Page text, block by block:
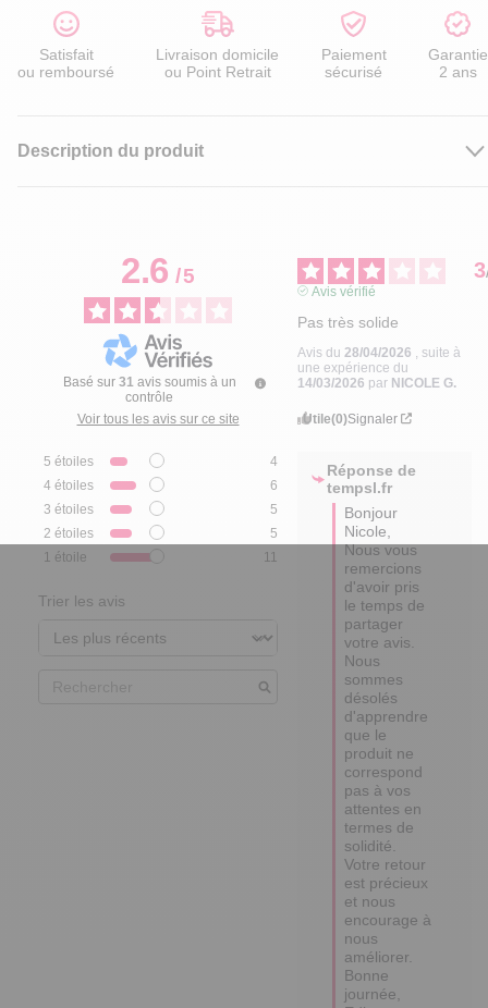
Satisfait
ou remboursé
Livraison domicile
ou Point Retrait
Paiement
sécurisé
Garantie
2 ans
Description du produit
2.6/5
Basé sur 31 avis soumis à un
contrôle
Voir tous les avis sur ce site
5 étoiles
4
4 étoiles
6
3 étoiles
5
2 étoiles
5
1 étoile 11
Trier les avis
3
Avis vérifié
Pas très solide
Avis du28/04/2026 , suite à
une expérience du
14/03/2026 par NICOLE G.
Utile(0)Signaler
Réponse de
tempsl.fr
Bonjour
Nicole,
Nous vous
remercions
d'avoir pris
le temps de
partager
votre avis.
Nous
sommes
désolés
d'apprendre
que le
produit ne
correspond
pas à vos
attentes en
termes de
solidité.
Votre retour
est précieux
et nous
encourage à
nous
améliorer.
Bonne
journée,